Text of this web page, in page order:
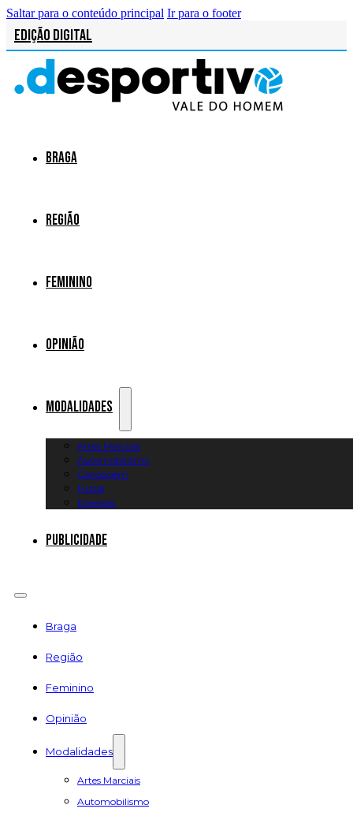
Saltar para o conteúdo principal Ir para o footer
Edição Digital
Braga
Região
Feminino
Opinião
Modalidades
Artes Marciais
Automobilismo
Canoagem
Futsal
Diversos
Publicidade
Braga
Região
Feminino
Opinião
Modalidades
Artes Marciais
Automobilismo